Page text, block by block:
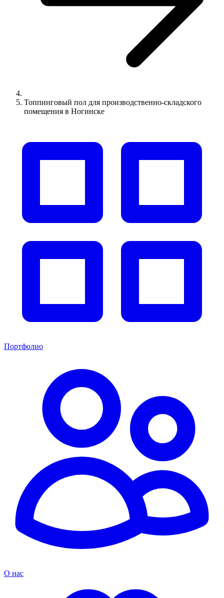
Топпинговый пол для производственно-складского
помещения в Ногинске
Портфолио
О нас